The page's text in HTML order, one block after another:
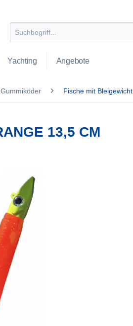
Yachting Angebote
Gummiköder Fische mit Bleigewicht
13,5 CM